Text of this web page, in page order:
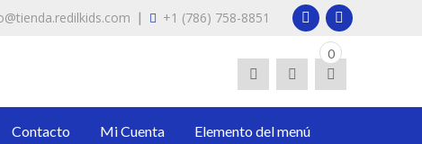
| +1 (786) 758-8851
0
Contacto Mi Cuenta Elemento del menú